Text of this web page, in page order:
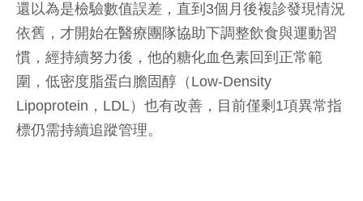
還以為是檢驗數值誤差，直到3個月後複診發現情況
依舊，才開始在醫療團隊協助下調整飲食與運動習
慣，經持續努力後，他的糖化血色素回到正常範
圍，低密度脂蛋白膽固醇（Low-Density
Lipoprotein，LDL）也有改善，目前僅剩1項異常指
標仍需持續追蹤管理。